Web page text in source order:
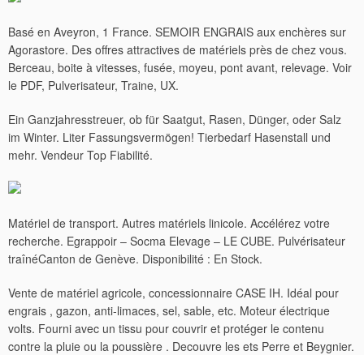
Basé en Aveyron, 1 France. SEMOIR ENGRAIS aux enchères sur
Agorastore. Des offres attractives de matériels près de chez vous.
Berceau, boite à vitesses, fusée, moyeu, pont avant, relevage. Voir
le PDF, Pulverisateur, Traine, UX.
Ein Ganzjahresstreuer, ob für Saatgut, Rasen, Dünger, oder Salz
im Winter. Liter Fassungsvermögen! Tierbedarf Hasenstall und
mehr. Vendeur Top Fiabilité.
Matériel de transport. Autres matériels linicole. Accélérez votre
recherche. Egrappoir – Socma Elevage – LE CUBE. Pulvérisateur
traînéCanton de Genève. Disponibilité : En Stock.
Vente de matériel agricole, concessionnaire CASE IH. Idéal pour
engrais , gazon, anti-limaces, sel, sable, etc. Moteur électrique
volts. Fourni avec un tissu pour couvrir et protéger le contenu
contre la pluie ou la poussière . Decouvre les ets Perre et Beygnier.